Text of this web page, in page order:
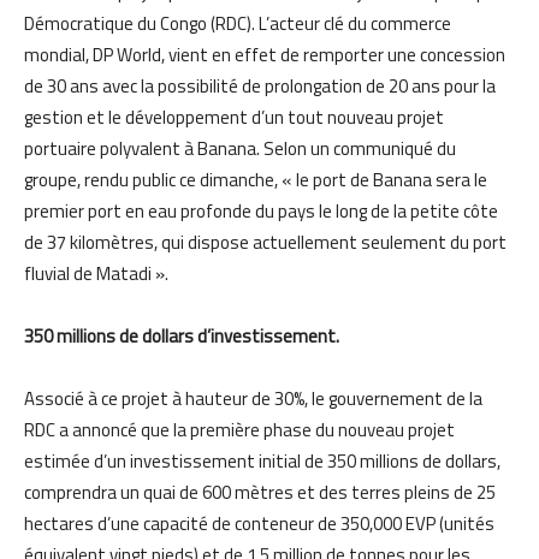
Démocratique du Congo (RDC). L’acteur clé du commerce
mondial, DP World, vient en effet de remporter une concession
de 30 ans avec la possibilité de prolongation de 20 ans pour la
gestion et le développement d’un tout nouveau projet
portuaire polyvalent à Banana. Selon un communiqué du
groupe, rendu public ce dimanche, « le port de Banana sera le
premier port en eau profonde du pays le long de la petite côte
de 37 kilomètres, qui dispose actuellement seulement du port
fluvial de Matadi ».
350 millions de dollars d’investissement.
Associé à ce projet à hauteur de 30%, le gouvernement de la
RDC a annoncé que la première phase du nouveau projet
estimée d’un investissement initial de 350 millions de dollars,
comprendra un quai de 600 mètres et des terres pleins de 25
hectares d’une capacité de conteneur de 350,000 EVP (unités